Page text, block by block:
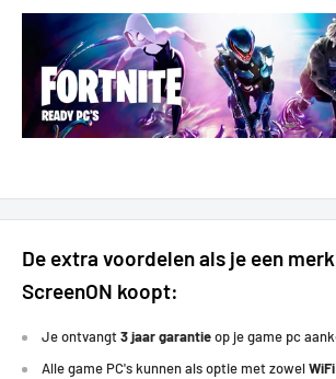
De extra voordelen als je een
ScreenON koopt:
Je ontvangt3 jaar garantieop je game pc
Alle game PC's kunnen als optie met zowelWiFi